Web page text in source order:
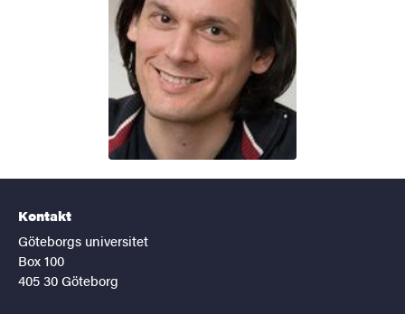
Kontakt
Göteborgs universitet
Box 100
405 30 Göteborg